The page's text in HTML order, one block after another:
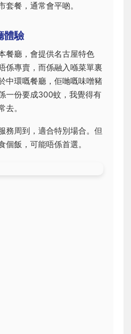
套餐，通常會平啲。
體驗
餐廳，會提供名古屋特色
係專賣，而係融入喺菜單裏
中環嘅餐廳，佢哋嘅味噌豬
一份要成300蚊，我覺得有
去。
務周到，適合特別場合。但
個飯，可能唔係首選。